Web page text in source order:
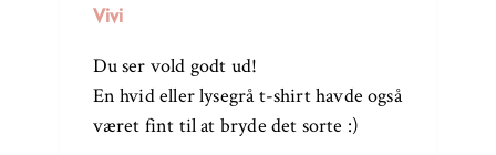
Vivi
Du ser vold godt ud!
En hvid eller lysegrå t-shirt havde også
været fint til at bryde det sorte :)